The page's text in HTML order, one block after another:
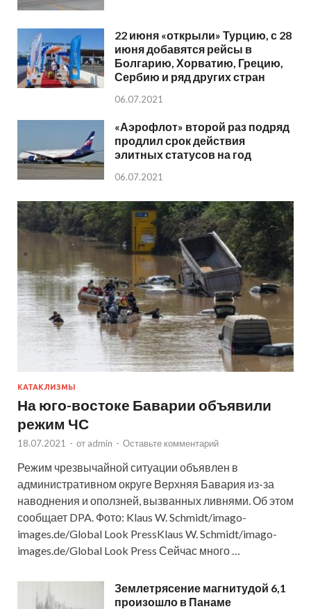
22 июня «открыли» Турцию, с 28
июня добавятся рейсы в
Болгарию, Хорватию, Грецию,
Сербию и ряд других стран
06.07.2021
«Аэрофлот» второй раз подряд
продлил срок действия
элитных статусов на год
06.07.2021
КАТАКЛИЗМЫ
На юго-востоке Баварии объявили
режим ЧС
18.07.2021 - от admin - Оставьте комментарий
Режим чрезвычайной ситуации объявлен в
административном округе Верхняя Бавария из-за
наводнения и оползней, вызванных ливнями. Об этом
сообщает DPA. Фото: Klaus W. Schmidt/imago-
images.de/Global Look PressKlaus W. Schmidt/imago-
images.de/Global Look Press Сейчас много …
Землетрясение магнитудой 6,1
произошло в Панаме